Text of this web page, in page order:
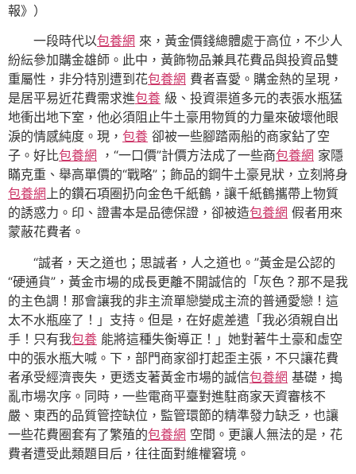
報》）
一段時代以包養網 來，黃金價錢總體處于高位，不少人
紛紜參加購金雄師。此中，黃飾物品兼具花費品與投資品雙
重屬性，非分特別遭到花包養網 費者喜愛。購金熱的呈現，
是居平易近花費需求進包養 級、投資渠道多元的表張水瓶猛
地衝出地下室，他必須阻止牛土豪用物質的力量來破壞他眼
淚的情感純度。現， 包養 卻被一些腳踏兩船的商家鉆了空
子。好比包養網 ，“一口價”計價方法成了一些商包養網 家隱
瞞克重、舉高單價的“戰略”；飾品的鋼牛土豪見狀，立刻將身
包養網上的鑽石項圈扔向金色千紙鶴，讓千紙鶴攜帶上物質
的誘惑力。印、證書本是品德保證，卻被造包養網 假者用來
蒙蔽花費者。
“誠者，天之道也；思誠者，人之道也。”黃金是公認的
“硬通貨”，黃金市場的成長更離不開誠信的「灰色？那不是我
的主色調！那會讓我的非主流單戀變成主流的普通愛戀！這
太不水瓶座了！」支持。但是，在好處差遣「我必須親自出
手！只有我包養 能將這種失衡導正！」她對著牛土豪和虛空
中的張水瓶大喊。下，部門商家卻打起歪主張，不只讓花費
者承受經濟喪失，更透支著黃金市場的誠信包養網 基礎，搗
亂市場次序。同時，一些電商平臺對進駐商家天資審核不
嚴、東西的品質管控缺位，監管環節的精準發力缺乏，也讓
一些花費圈套有了繁殖的包養網 空間。更讓人無法的是，花
費者遭受此類題目后，往往面對維權窘境。